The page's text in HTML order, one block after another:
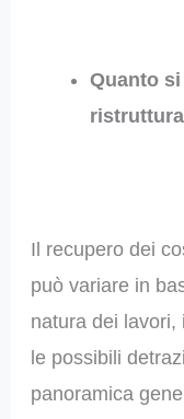
Quanto
Il recupero dei
può variare in
natura dei lavori,
le possibili
panoramica